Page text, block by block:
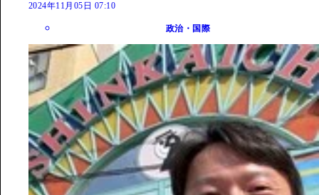
2024年11月05日 07:10
政治・国際